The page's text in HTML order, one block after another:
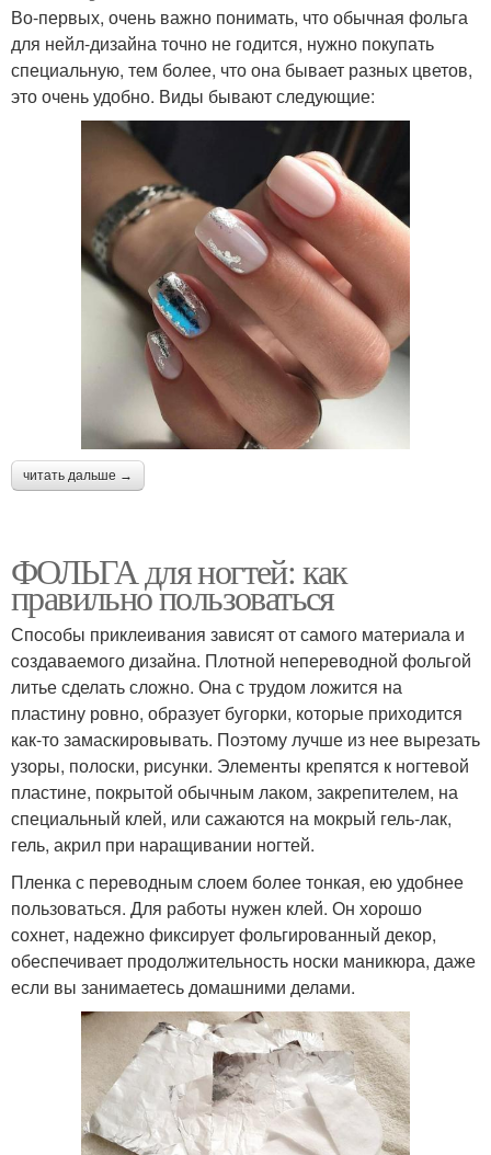
Во-первых, очень важно понимать, что обычная фольга
для нейл-дизайна точно не годится, нужно покупать
специальную, тем более, что она бывает разных цветов,
это очень удобно. Виды бывают следующие:
читать дальше →
ФОЛЬГА для ногтей: как
правильно пользоваться
Способы приклеивания зависят от самого материала и
создаваемого дизайна. Плотной непереводной фольгой
литье сделать сложно. Она с трудом ложится на
пластину ровно, образует бугорки, которые приходится
как-то замаскировывать. Поэтому лучше из нее вырезать
узоры, полоски, рисунки. Элементы крепятся к ногтевой
пластине, покрытой обычным лаком, закрепителем, на
специальный клей, или сажаются на мокрый гель-лак,
гель, акрил при наращивании ногтей.
Пленка с переводным слоем более тонкая, ею удобнее
пользоваться. Для работы нужен клей. Он хорошо
сохнет, надежно фиксирует фольгированный декор,
обеспечивает продолжительность носки маникюра, даже
если вы занимаетесь домашними делами.